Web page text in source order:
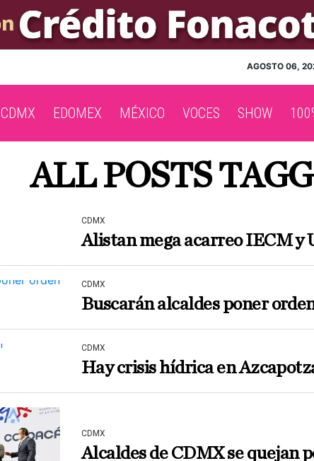
AGOSTO 06,
CDMX EDOMEX MÉXICO VOCES SHOW
ALL POSTS
CDMX
Alistan mega acarreo IECM y
CDMX
Buscarán alcaldes poner
CDMX
Hay crisis hídrica en
CDMX
Alcaldes de CDMX se quejan